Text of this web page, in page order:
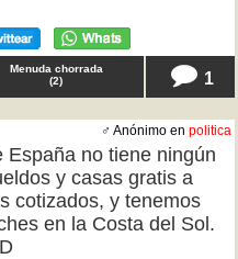
Menuda chorrada
(2) 1
♂ Anónimo en politica
no tiene ningún
y casas gratis a
cotizados, y tenemos
en la Costa del Sol.